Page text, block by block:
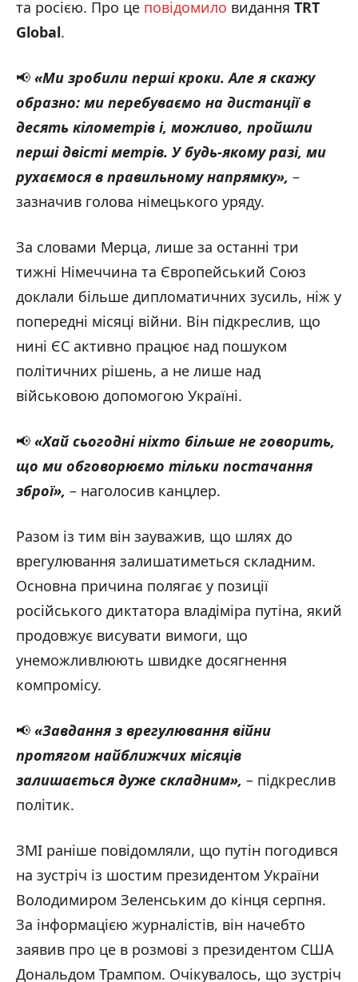
та росією. Про це повідомило видання TRT
Global.
📢 «Ми зробили перші кроки. Але я скажу
образно: ми перебуваємо на дистанції в
десять кілометрів і, можливо, пройшли
перші двісті метрів. У будь-якому разі, ми
рухаємося в правильному напрямку», –
зазначив голова німецького уряду.
За словами Мерца, лише за останні три
тижні Німеччина та Європейський Союз
доклали більше дипломатичних зусиль, ніж у
попередні місяці війни. Він підкреслив, що
нині ЄС активно працює над пошуком
політичних рішень, а не лише над
військовою допомогою Україні.
📢 «Хай сьогодні ніхто більше не говорить,
що ми обговорюємо тільки постачання
зброї», – наголосив канцлер.
Разом із тим він зауважив, що шлях до
врегулювання залишатиметься складним.
Основна причина полягає у позиції
російського диктатора владіміра путіна, який
продовжує висувати вимоги, що
унеможливлюють швидке досягнення
компромісу.
📢 «Завдання з врегулювання війни
протягом найближчих місяців
залишається дуже складним», – підкреслив
політик.
ЗМІ раніше повідомляли, що путін погодився
на зустріч із шостим президентом України
Володимиром Зеленським до кінця серпня.
За інформацією журналістів, він начебто
заявив про це в розмові з президентом США
Дональдом Трампом. Очікувалось, що зустріч